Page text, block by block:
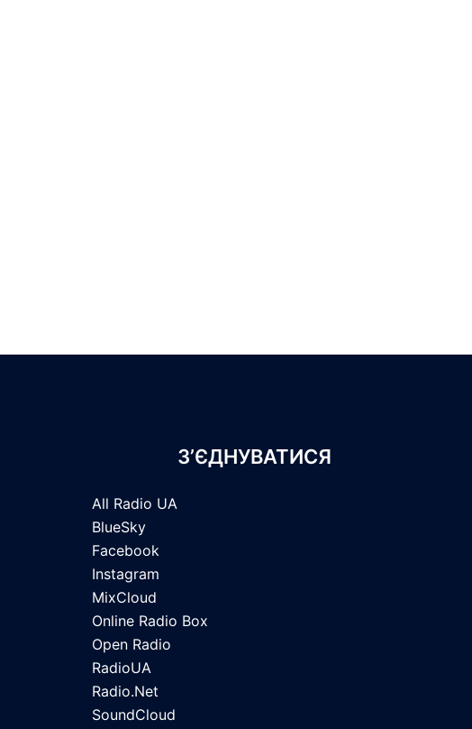
З’ЄДНУВАТИСЯ
All Radio UA
BlueSky
Facebook
Instagram
MixCloud
Online Radio Box
Open Radio
RadioUA
Radio.Net
SoundCloud